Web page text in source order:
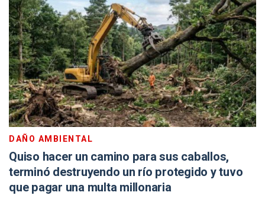
DAÑO AMBIENTAL
Quiso hacer un camino para sus caballos,
terminó destruyendo un río protegido y tuvo
que pagar una multa millonaria